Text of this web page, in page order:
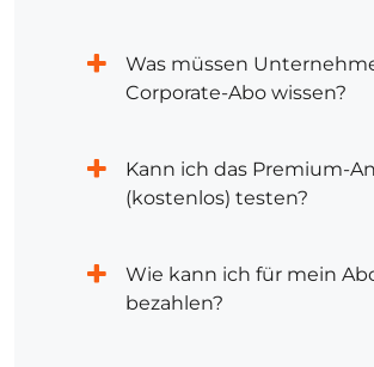
Was müssen
Corporate-Abo wissen?
Kann ich das Premium-
(kostenlos) testen?
Wie kann ich für mein
bezahlen?